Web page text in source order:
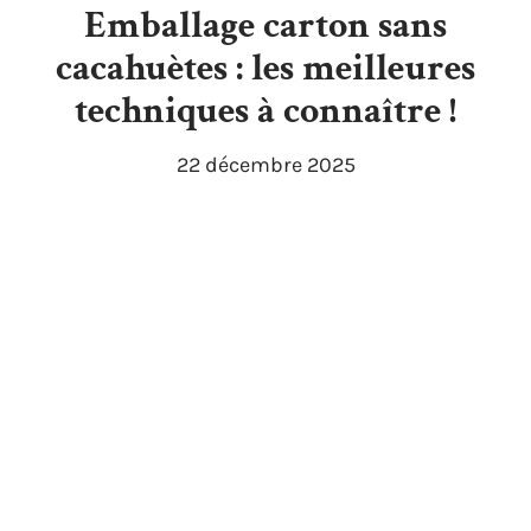
Emballage carton sans
cacahuètes : les meilleures
techniques à connaître !
22 décembre 2025